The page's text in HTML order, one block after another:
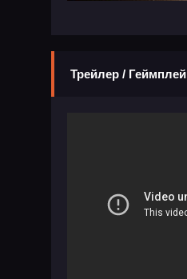
Трейлер / Геймплей